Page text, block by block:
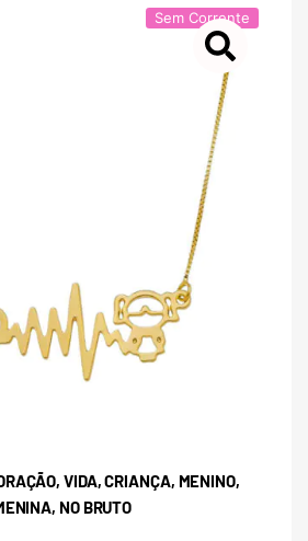
Sem Corrente
VIDA, CRIANÇA, MENINO,
NO BRUTO